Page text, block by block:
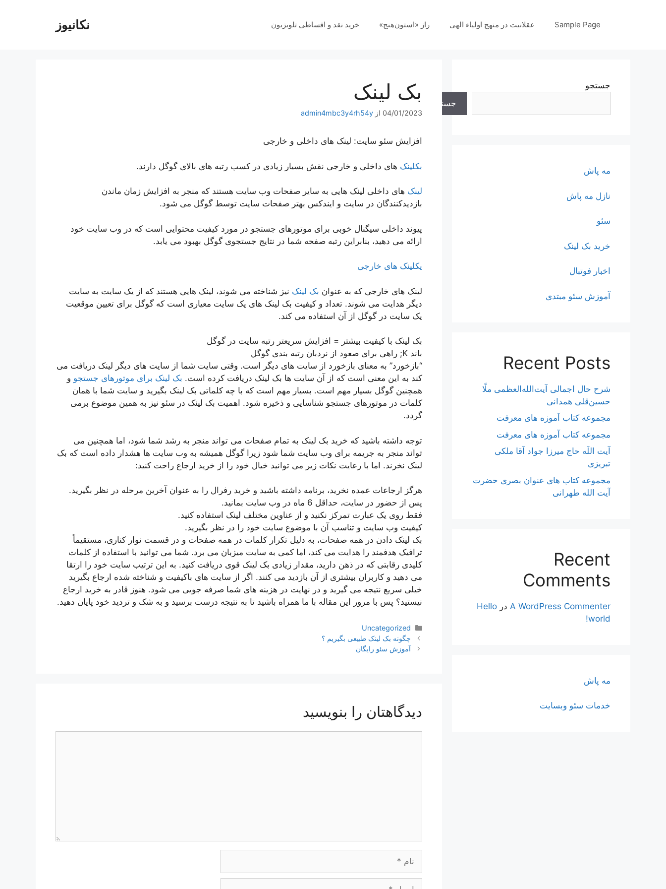
نکانیوز Sample Page عقلانیت در منهج اولیاء الهی راز «استون‌هنج» خرید نقد و اقساطی تلویزیون
بک لینک
04/01/2023 از admin4mbc3y4rh54y
افزایش سئو سایت: لینک های داخلی و خارجی
بکلینک های داخلی و خارجی نقش بسیار زیادی در کسب رتبه های بالای گوگل دارند.
لینک های داخلی لینک هایی به سایر صفحات وب سایت هستند که منجر به افزایش زمان ماندن
بازدیدکنندگان در سایت و ایندکس بهتر صفحات سایت توسط گوگل می شود.
پیوند داخلی سیگنال خوبی برای موتورهای جستجو در مورد کیفیت محتوایی است که در وب سایت خود
ارائه می دهید، بنابراین رتبه صفحه شما در نتایج جستجوی گوگل بهبود می یابد.
یکلینک های خارجی
لینک های خارجی که به عنوان بک لینک نیز شناخته می شوند، لینک هایی هستند که از یک سایت به سایت
دیگر هدایت می شوند. تعداد و کیفیت بک لینک های یک سایت معیاری است که گوگل برای تعیین موقعیت
یک سایت در گوگل از آن استفاده می کند.
بک لینک با کیفیت بیشتر = افزایش سریعتر رتبه سایت در گوگل
باند K; راهی برای صعود از نردبان رتبه بندی گوگل
“بازخورد” به معنای بازخورد از سایت های دیگر است. وقتی سایت شما از سایت های دیگر لینک دریافت می
کند به این معنی است که از آن سایت ها بک لینک دریافت کرده است. بک لینک برای موتورهای جستجو و
همچنین گوگل بسیار مهم است. بسیار مهم است که با چه کلماتی بک لینک بگیرید و سایت شما با همان
کلمات در موتورهای جستجو شناسایی و ذخیره شود. اهمیت بک لینک در سئو نیز به همین موضوع برمی
گردد.
توجه داشته باشید که خرید بک لینک به تمام صفحات می تواند منجر به رشد شما شود، اما همچنین می
تواند منجر به جریمه برای وب سایت شما شود زیرا گوگل همیشه به وب سایت ها هشدار داده است که بک
لینک نخرند. اما با رعایت نکات زیر می توانید خیال خود را از خرید ارجاع راحت کنید:
هرگز ارجاعات عمده نخرید، برنامه داشته باشید و خرید رفرال را به عنوان آخرین مرحله در نظر بگیرید.
پس از حضور در سایت، حداقل 6 ماه در وب سایت بمانید.
فقط روی یک عبارت تمرکز نکنید و از عناوین مختلف لینک استفاده کنید.
کیفیت وب سایت و تناسب آن با موضوع سایت خود را در نظر بگیرید.
بک لینک دادن در همه صفحات، به دلیل تکرار کلمات در همه صفحات و در قسمت نوار کناری، مستقیماً
ترافیک هدفمند را هدایت می کند، اما کمی به سایت میزبان می برد. شما می توانید با استفاده از کلمات
کلیدی رقابتی که در ذهن دارید، مقدار زیادی بک لینک قوی دریافت کنید. به این ترتیب سایت خود را ارتقا
می دهید و کاربران بیشتری از آن بازدید می کنند. اگر از سایت های باکیفیت و شناخته شده ارجاع بگیرید
خیلی سریع نتیجه می گیرید و در نهایت در هزینه های شما صرفه جویی می شود. هنوز قادر به خرید ارجاع
نیستید؟ پس با مرور این مقاله با ما همراه باشید تا به نتیجه درست برسید و به شک و تردید خود پایان دهید.
دسته‌ها
Uncategorized
ناوبری
نوشته‌ها
چگونه بک لینک طبیعی بگیریم ؟
آموزش سئو رایگان
دیدگاهتان را بنویسید
ایمیل
جستجو
جستجو
مه پاش
نازل مه پاش
سئو
خرید بک لینک
اخبار فوتبال
آموزش سئو مبتدی
Recent Posts
شرح حال اجمالی آیت‌الله‌العظمی ملّا
حسین‌قلی همدانی
مجموعه کتاب آموزه های معرفت
مجموعه کتاب آموزه های معرفت
آیت اللَه حاج میرزا جواد آقا ملکی
تبریزی
مجموعه کتاب های عنوان بصری حضرت
آیت الله طهرانی
Recent
Comments
A WordPress Commenter در Hello
world!
مه پاش
خدمات سئو وبسایت